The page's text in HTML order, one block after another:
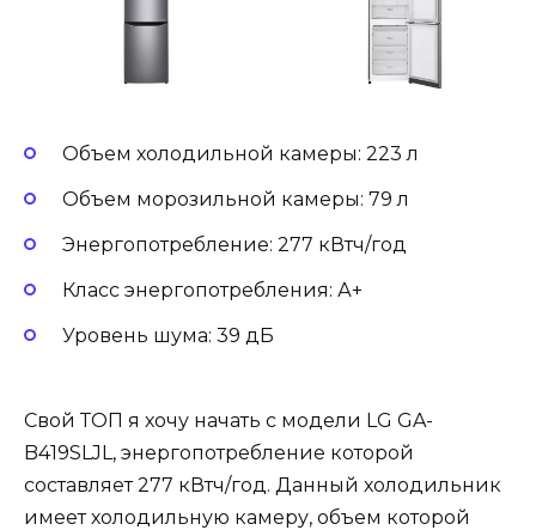
Объем холодильной камеры: 223 л
Объем морозильной камеры: 79 л
Энергопотребление: 277 кВтч/год
Класс энергопотребления: А+
Уровень шума: 39 дБ
Свой ТОП я хочу начать с модели LG GA-
B419SLJL, энергопотребление которой
составляет 277 кВтч/год. Данный холодильник
имеет холодильную камеру, объем которой